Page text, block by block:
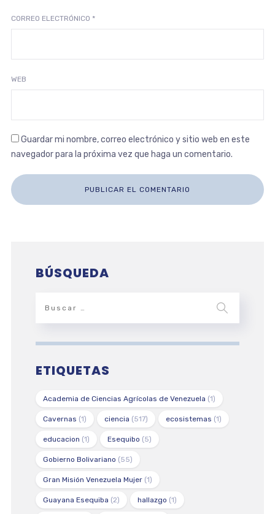
CORREO ELECTRÓNICO *
WEB
Guardar mi nombre, correo electrónico y sitio web en este
navegador para la próxima vez que haga un comentario.
BÚSQUEDA
ETIQUETAS
Academia de Ciencias Agrícolas de Venezuela (1)
Cavernas (1) ciencia (517) ecosistemas (1)
educacion (1) Esequibo (5)
Gobierno Bolivariano (55)
Gran Misión Venezuela Mujer(1)
Guayana Esequiba (2) hallazgo (1)